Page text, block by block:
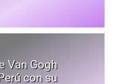
Van Gogh
con su